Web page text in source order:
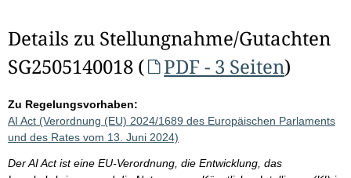
Details zu Stellungnahme/Gutachten
SG2505140018 (
PDF - 3 Seiten)
Zu Regelungsvorhaben:
AI Act (Verordnung (EU) 2024/1689 des Europäischen Parlaments
und des Rates vom 13. Juni 2024)
Der AI Act ist eine EU-Verordnung, die Entwicklung, das